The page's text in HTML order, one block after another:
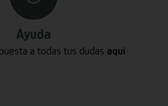
Ayuda
a todas tus dudas aquí